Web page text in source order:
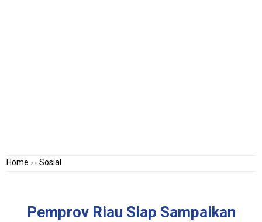
Home >>Sosial
Pemprov Riau Siap Sampaikan